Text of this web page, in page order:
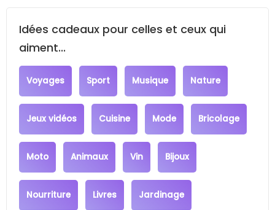
Idées cadeaux pour celles et ceux qui
aiment...
Voyages Sport Musique Nature
Jeux vidéos Cuisine Mode Bricolage
Moto Animaux Vin Bijoux
Nourriture Livres Jardinage